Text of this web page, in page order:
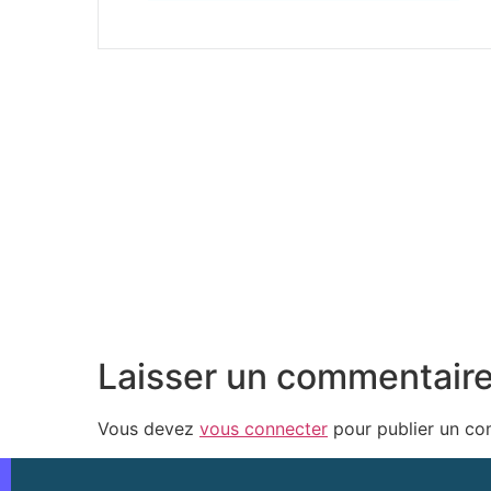
Laisser un
Vous devez vous connecter pour publier un